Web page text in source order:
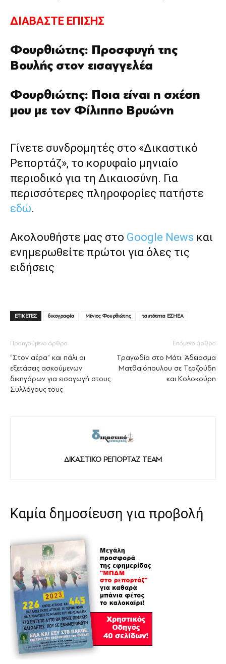
ΔΙΑΒΑΣΤΕ ΕΠΙΣΗΣ
Φουρθιώτης: Προσφυγή της
Βουλής στον εισαγγελέα
Φουρθιώτης: Ποια είναι η σχέση
μου με τον Φίλιππο Βρυώνη
Γίνετε συνδρομητές στο «Δικαστικό
Ρεπορτάζ», το κορυφαίο μηνιαίο
περιοδικό για τη Δικαιοσύνη. Για
περισσότερες πληροφορίες πατήστε
εδώ.
Ακολουθήστε μας στο Google News και
ενημερωθείτε πρώτοι για όλες τις
ειδήσεις
ΕΤΙΚΕΤΕΣ δικογραφία Μένιος Φουρθιώτης ταυτότητα ΕΣΗΕΑ
Προηγούμενο άρθρο
“Στον αέρα” και πάλι οι
εξετάσεις ασκούμενων
δικηγόρων για εισαγωγή στους
Συλλόγους τους
Επόμενο άρθρο
Τραγωδία στο Μάτι: Άδειασμα
Ματθαιόπουλου σε Τερζούδη
και Κολοκούρη
ΔΙΚΑΣΤΙΚΟ ΡΕΠΟΡΤΑΖ TEAM
Καμία δημοσίευση για προβολή